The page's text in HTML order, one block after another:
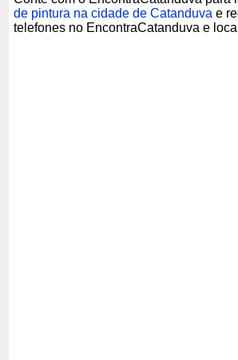
de pintura na cidade de Catanduva e
telefones no EncontraCatanduva e